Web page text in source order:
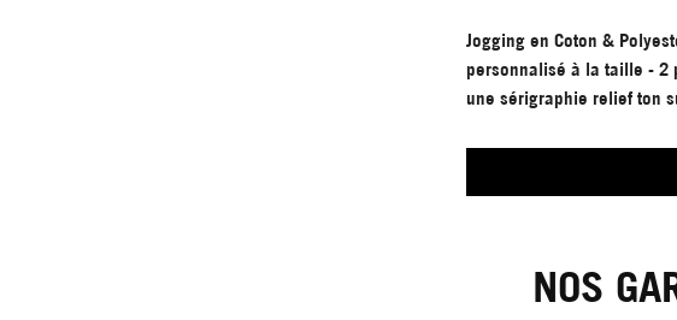
Jogging en Coton &
personnalisé à la taille - 2
une sérigraphie relief ton
NOS